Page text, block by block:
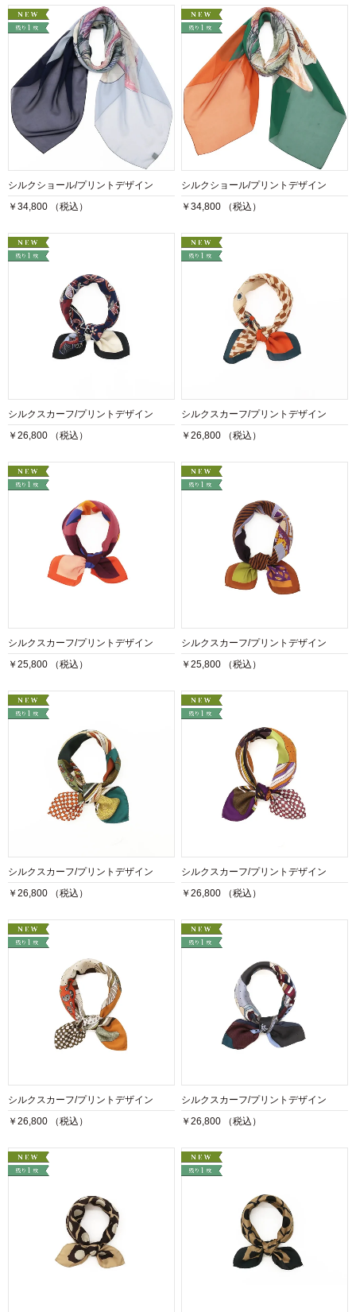
シルクショール/プリントデザイン
￥34,800 （税込）
シルクショール/プリントデザイン
￥34,800 （税込）
シルクスカーフ/プリントデザイン
￥26,800 （税込）
シルクスカーフ/プリントデザイン
￥26,800 （税込）
シルクスカーフ/プリントデザイン
￥25,800 （税込）
シルクスカーフ/プリントデザイン
￥25,800 （税込）
シルクスカーフ/プリントデザイン
￥26,800 （税込）
シルクスカーフ/プリントデザイン
￥26,800 （税込）
シルクスカーフ/プリントデザイン
￥26,800 （税込）
シルクスカーフ/プリントデザイン
￥26,800 （税込）